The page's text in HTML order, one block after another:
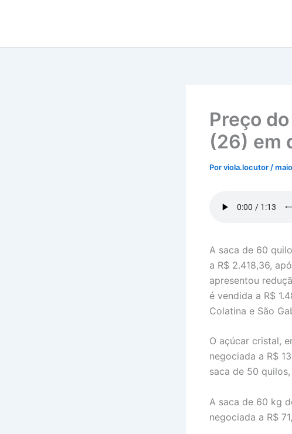
Preço
(26) em
Porviola.locutor /
A saca de 60
a R$ 2.418,36,
apresentou
é vendida a R$
Colatina e São
O açúcar cristal,
negociada a R$
saca de 50
A saca de 60 kg
negociada a R$